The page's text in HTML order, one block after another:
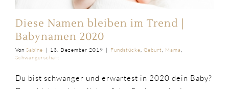
Diese Namen bleiben im Trend |
Babynamen 2020
Von Sabine | 13. Dezember 2019 | Fundstücke, Geburt, Mama,
Schwangerschaft
Du bist schwanger und erwartest in 2020 dein Baby?